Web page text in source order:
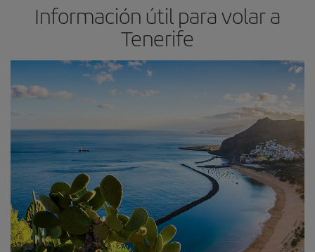
Información útil para volar a
Tenerife